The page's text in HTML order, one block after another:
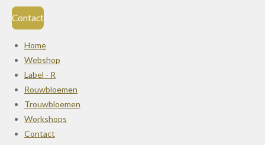
Contact
Home
Webshop
Label - R
Rouwbloemen
Trouwbloemen
Workshops
Contact